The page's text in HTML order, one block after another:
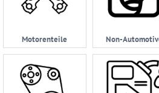
Motorenteile Non-